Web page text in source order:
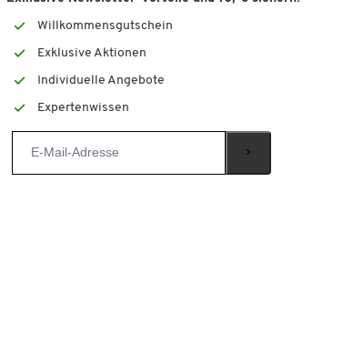
Willkommensgutschein
Exklusive Aktionen
Individuelle Angebote
Expertenwissen